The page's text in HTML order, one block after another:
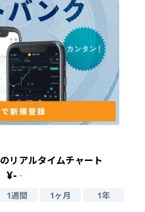
のリアルタイムチャート
¥- -
1週間 1ヶ月 1年